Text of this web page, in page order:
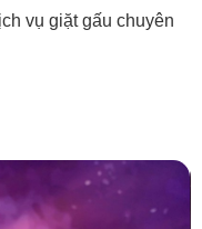
vụ giặt gấu chuyên